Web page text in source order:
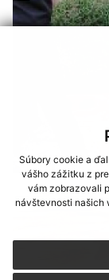
Súbory cookie a
vášho zážitku z
vám zobrazovali
návštevnosti našich